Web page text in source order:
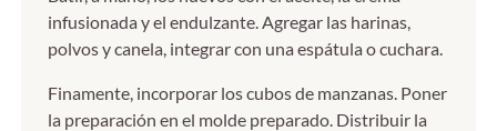
infusionada y el endulzante. Agregar las harinas,
polvos y canela, integrar con una espátula o cuchara.
Finamente, incorporar los cubos de manzanas. Poner
la preparación en el molde preparado. Distribuir la